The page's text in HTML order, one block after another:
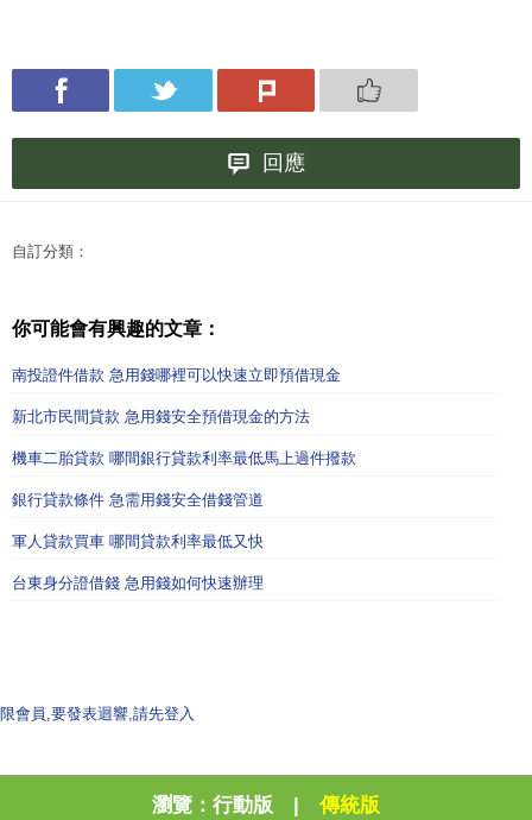
回應
自訂分類：
你可能會有興趣的文章：
南投證件借款 急用錢哪裡可以快速立即預借現金
新北市民間貸款 急用錢安全預借現金的方法
機車二胎貸款 哪間銀行貸款利率最低馬上過件撥款
銀行貸款條件 急需用錢安全借錢管道
軍人貸款買車 哪間貸款利率最低又快
台東身分證借錢 急用錢如何快速辦理
限會員,要發表迴響,請先登入
瀏覽： 行動版 | 傳統版